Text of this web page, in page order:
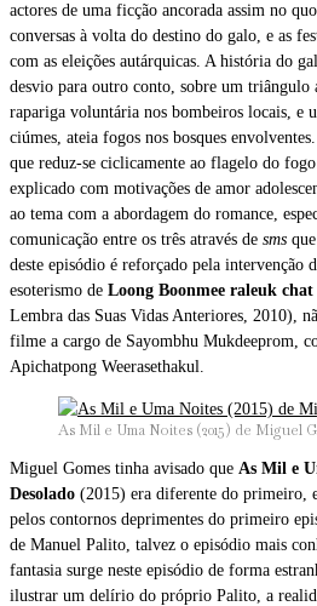
actores de uma ficção ancorada assim no
conversas à volta do destino do galo, e as
com as eleições autárquicas. A história do
desvio para outro conto, sobre um triângulo
rapariga voluntária nos bombeiros locais, e
ciúmes, ateia fogos nos bosques
que reduz-se ciclicamente ao flagelo do
explicado com motivações de amor
ao tema com a abordagem do romance,
comunicação entre os três através de sms
deste episódio é reforçado pela intervenção
esoterismo de Loong Boonmee raleuk chat
Lembra das Suas Vidas Anteriores, 2010),
filme a cargo de Sayombhu Mukdeeprom,
Apichatpong Weerasethakul.
As Mil e Uma Noites (2015) de Miguel
Miguel Gomes tinha avisado que As Mil e
Desolado (2015) era diferente do primeiro,
pelos contornos deprimentes do primeiro
de Manuel Palito, talvez o episódio mais
fantasia surge neste episódio de forma
ilustrar um delírio do próprio Palito, a